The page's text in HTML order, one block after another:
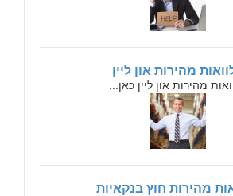
מהירות און ליין
מהירות און ליין כאן...
מהירות חוץ בנקאיות